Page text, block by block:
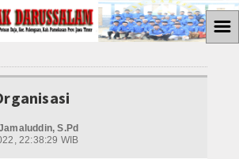
☰
S.Pd
22:38:29 WIB